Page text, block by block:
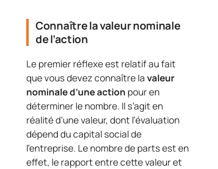
Connaître la valeur nominale
de l’action
Le premier réflexe est relatif au fait
que vous devez connaître lavaleur
nominale d’une action pour en
déterminer le nombre. Il s’agit en
réalité d’une valeur, dont l’évaluation
dépend du capital social de
l’entreprise. Le nombre de parts est en
effet, le rapport entre cette valeur et